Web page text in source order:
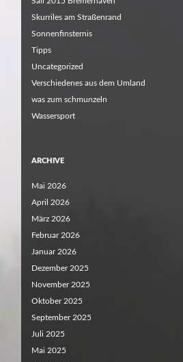
Skurriles am Straßenrand
Sonnenfinsternis
Tipps
Uncategorized
Verschiedenes aus dem Umland
was zum schmunzeln
Wassersport
ARCHIVE
Mai 2026
April 2026
März 2026
Februar 2026
Januar 2026
Dezember 2025
November 2025
Oktober 2025
September 2025
Juli 2025
Mai 2025